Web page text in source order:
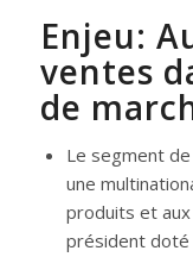
Enjeu:
ventes
de
Le segment
une
produits et
président doté